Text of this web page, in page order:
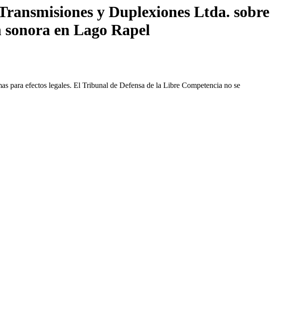
y Duplexiones Ltda. sobre
en Lago Rapel
para efectos legales. El Tribunal de Defensa de la Libre Competencia no se